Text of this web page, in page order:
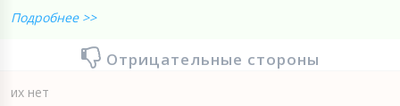
Подробнее >>
Отрицательные стороны
их нет